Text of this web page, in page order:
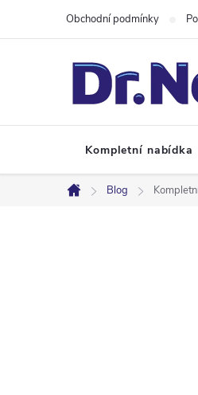
Obchodní podmínky
Kompletní nabídka
Domů
Blog